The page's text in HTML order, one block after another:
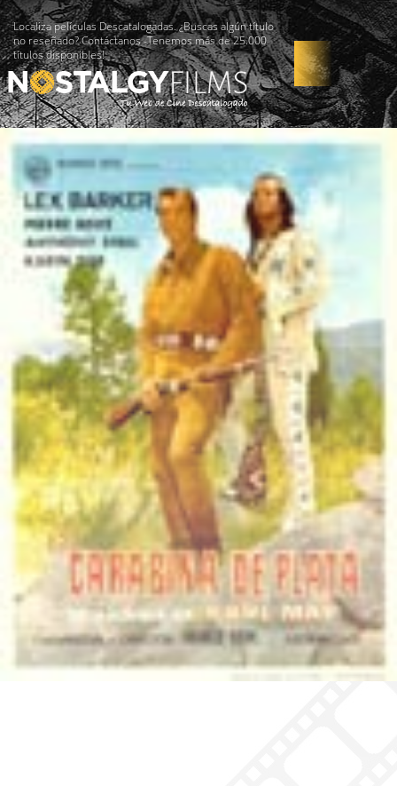
Localiza películas Descatalogadas. ¿Buscas algún título
no reseñado? Contáctanos -Tenemos más de 25.000
títulos disponibles!